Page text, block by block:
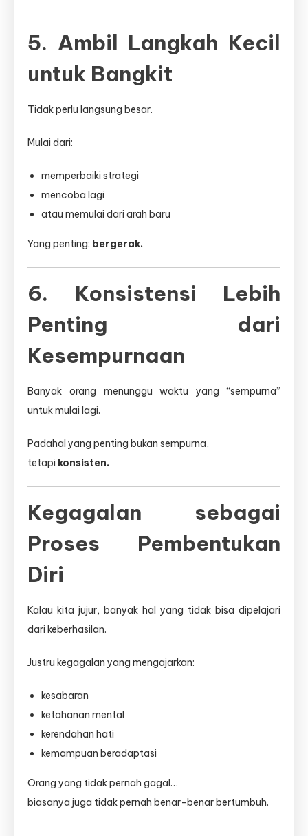
5. Ambil Langkah Kecil
untuk Bangkit
Tidak perlu langsung besar.
Mulai dari:
memperbaiki strategi
mencoba lagi
atau memulai dari arah baru
Yang penting: bergerak.
6. Konsistensi Lebih
Penting dari
Kesempurnaan
Banyak orang menunggu waktu yang “sempurna”
untuk mulai lagi.
Padahal yang penting bukan sempurna,
tetapi konsisten.
Kegagalan sebagai
Proses Pembentukan
Diri
Kalau kita jujur, banyak hal yang tidak bisa dipelajari
dari keberhasilan.
Justru kegagalan yang mengajarkan:
kesabaran
ketahanan mental
kerendahan hati
kemampuan beradaptasi
Orang yang tidak pernah gagal…
biasanya juga tidak pernah benar-benar bertumbuh.